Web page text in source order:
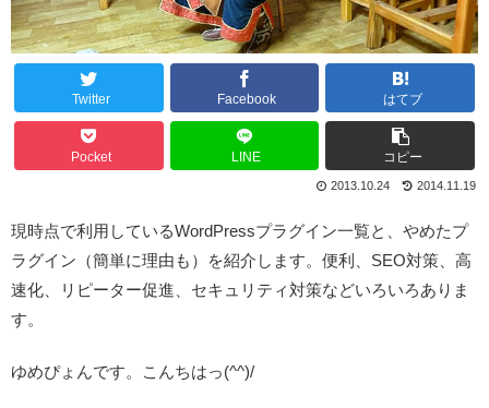
Twitter Facebook はてブ
Pocket LINE コピー
2014.11.19
2013.10.24
現時点で利用しているWordPressプラグイン一覧と、やめたプ
ラグイン（簡単に理由も）を紹介します。便利、SEO対策、高
速化、リピーター促進、セキュリティ対策などいろいろありま
す。
ゆめぴょんです。こんちはっ(^^)/